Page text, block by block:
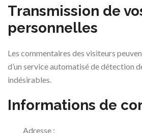
Transmission de
personnelles
Les commentaires des visiteurs
d’un service automatisé de détection
indésirables.
Informations de
Adresse :